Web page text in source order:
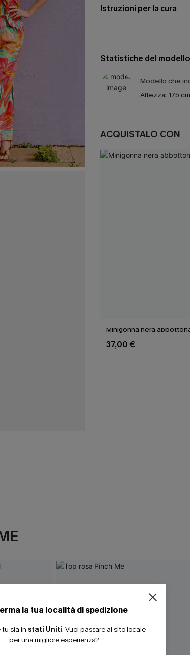
Istruzioni per la cura
Statistiche del modello
Modello che
Altezza: 175 cm
ACQUISTALO CON
Minigonna nera
37,00 €
la tua località di spedizione
tu sia in stati Uniti. Vuoi passare al sito locale
per una migliore esperienza?
15% DI SCONTO SENZA
20% DI SCONTO SU 2 O